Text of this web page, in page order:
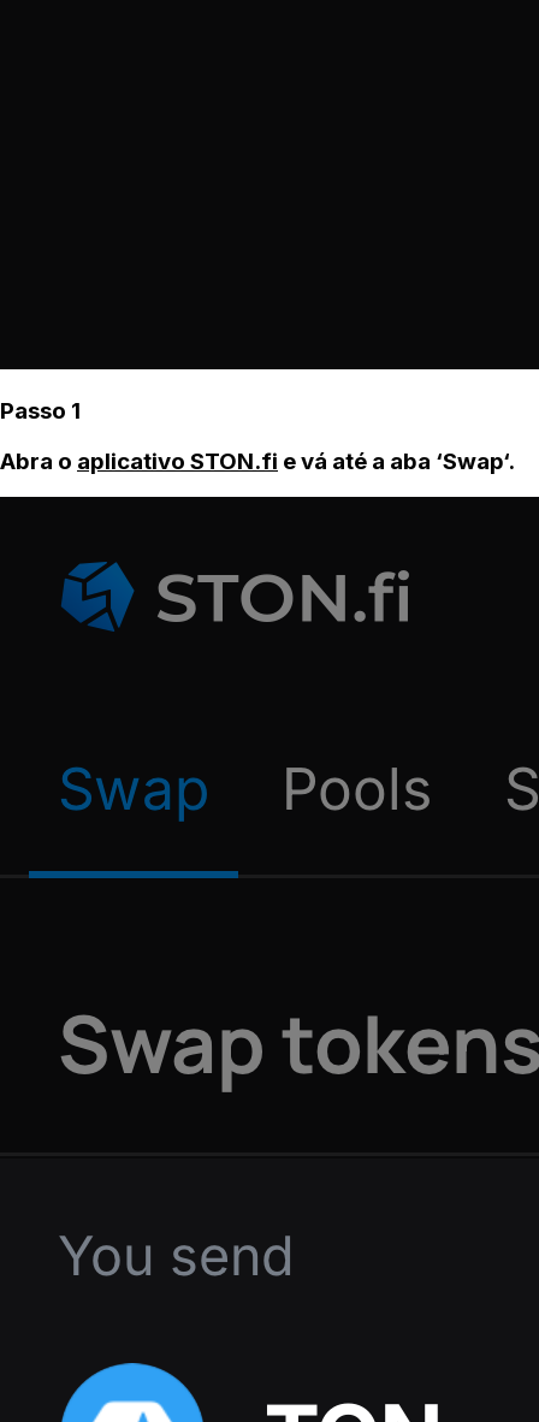
Passo 1
Abra o aplicativo STON.fi e vá até a aba ‘Swap‘.